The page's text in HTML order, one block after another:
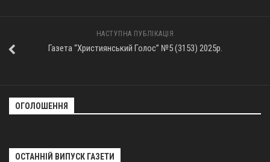
НАСТУПНА ПУБЛІКАЦІЯ
Газета “Християнський Голос” №5 (3153) 2025р.
ОГОЛОШЕННЯ
ОСТАННІЙ ВИПУСК ГАЗЕТИ